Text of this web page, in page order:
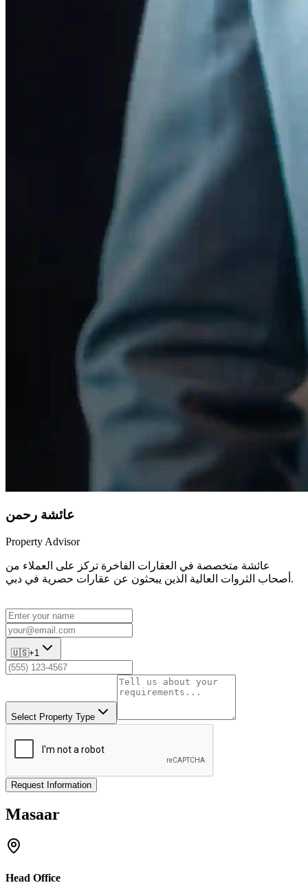
عائشة رحمن
Property Advisor
عائشة متخصصة في العقارات الفاخرة تركز على العملاء من
أصحاب الثروات العالية الذين يبحثون عن عقارات حصرية في دبي.
🇺🇸+1
Select Property Type
Request Information
Masaar
Head Office